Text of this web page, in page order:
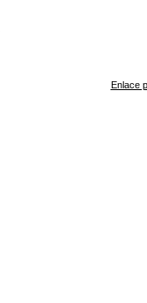
Enlace